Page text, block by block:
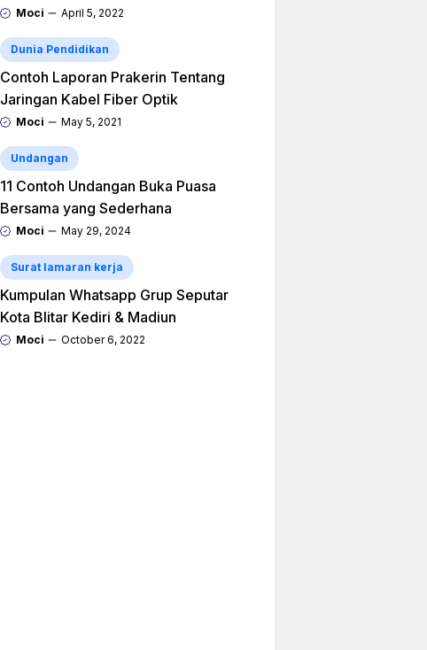
Moci April 5, 2022
Dunia Pendidikan
Contoh Laporan Prakerin Tentang
Jaringan Kabel Fiber Optik
Moci May 5, 2021
Undangan
11 Contoh Undangan Buka Puasa
Bersama yang Sederhana
Moci May 29, 2024
Surat lamaran kerja
Kumpulan Whatsapp Grup Seputar
Kota Blitar Kediri & Madiun
Moci October 6, 2022